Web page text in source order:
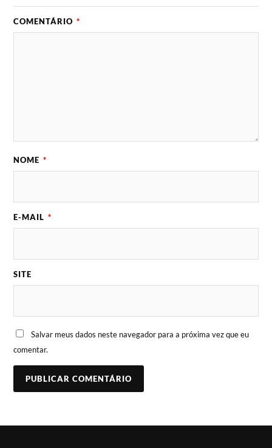
COMENTÁRIO *
NOME *
E-MAIL *
SITE
Salvar meus dados neste navegador para a próxima vez que eu
comentar.